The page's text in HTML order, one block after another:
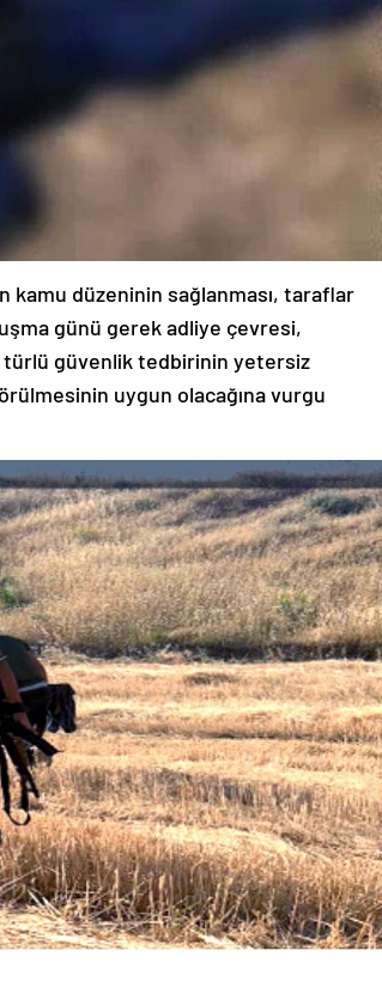
kamu düzeninin sağlanması, taraflar
günü gerek adliye çevresi,
türlü güvenlik tedbirinin yetersiz
uygun olacağına vurgu